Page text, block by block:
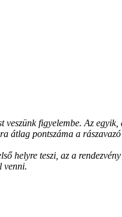
veszünk figyelembe. Az
átlag pontszáma a
helyre teszi, az a
venni.